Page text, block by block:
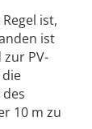
ist,
ist
PV-
10 m zu